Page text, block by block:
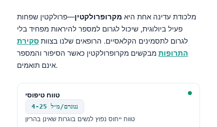
מלכודת עדינה אחת היא מקרופרולקטין—פרולקטין שפחות
פעיל ביולוגית, שיכול לגרום למספר להיראות מפחיד בלי
לגרום לתסמינים הקלאסיים. הרופאים שלנו בצוות סקירת
התרופות מבקשים מקרופרולקטין כאשר הסיפור והמספר
אינם תואמים.
טווח טיפוסי
4-25 ננוגרם/מ״ל
טווח ייחוס נפוץ לנשים בוגרות שאינן בהריון